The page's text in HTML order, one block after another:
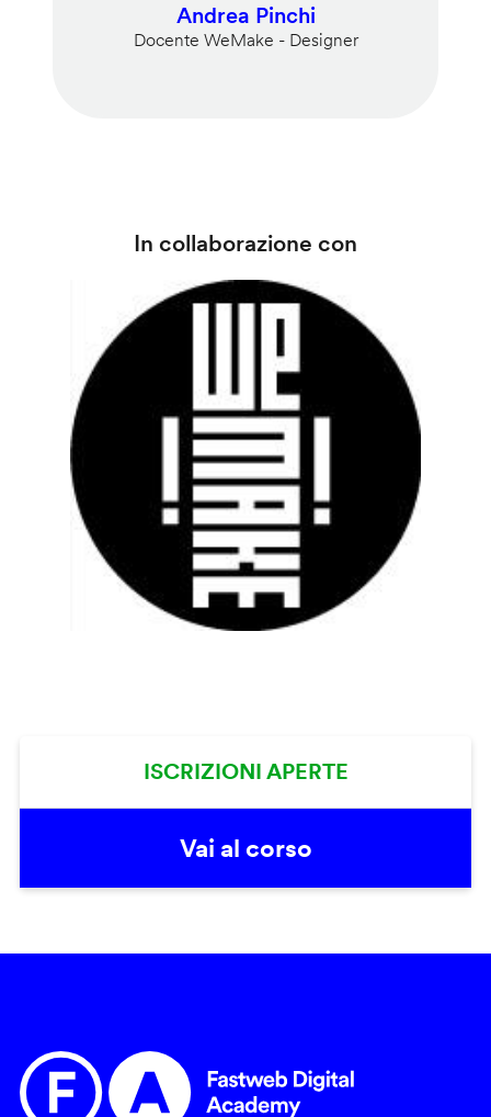
Andrea Pinchi
Docente WeMake - Designer
In collaborazione con
ISCRIZIONI APERTE
Vai al corso